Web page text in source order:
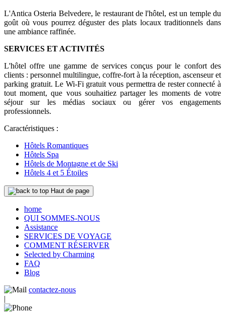
L'Antica Osteria Belvedere, le restaurant de l'hôtel, est un temple du
goût où vous pourrez déguster des plats locaux traditionnels dans
une ambiance raffinée.
SERVICES ET ACTIVITÉS
L'hôtel offre une gamme de services conçus pour le confort des
clients : personnel multilingue, coffre-fort à la réception, ascenseur et
parking gratuit. Le Wi-Fi gratuit vous permettra de rester connecté à
tout moment, que vous souhaitiez partager les moments de votre
séjour sur les médias sociaux ou gérer vos engagements
professionnels.
Caractéristiques :
Hôtels Romantiques
Hôtels Spa
Hôtels de Montagne et de Ski
Hôtels 4 et 5 Étoiles
Haut de page
home
QUI SOMMES-NOUS
Assistance
SERVICES DE VOYAGE
COMMENT RÉSERVER
Selected by Charming
FAQ
Blog
contactez-nous
|